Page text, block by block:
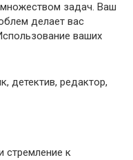
множеством задач. Ваш
делает вас
ваших
детектив, редактор,
стремление к